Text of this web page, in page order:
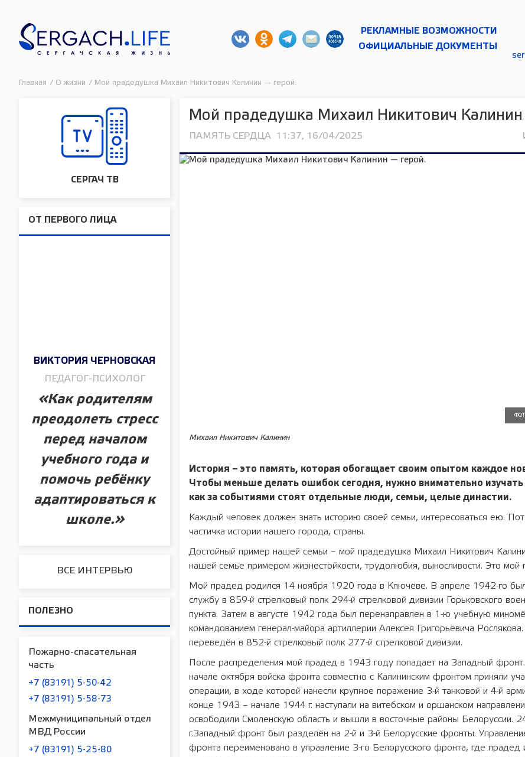
РЕКЛАМНЫЕ ВОЗМОЖНОСТИ
ОФИЦИАЛЬНЫЕ ДОКУМЕНТЫ
Главная / О жизни / Мой прадедушка Михаил Никитович Калинин — герой.
СЕРГАЧ ТВ
ОТ ПЕРВОГО ЛИЦА
ВИКТОРИЯ ЧЕРНОВСКАЯ
ПЕДАГОГ-ПСИХОЛОГ
«Как родителям
преодолеть стресс
перед началом
учебного года и
помочь ребёнку
адаптироваться к
школе.»
ВСЕ ИНТЕРВЬЮ
ПОЛЕЗНО
Пожарно-спасательная
часть
+7 (83191) 5-50-42
+7 (83191) 5-58-73
Межмуниципальный отдел
МВД России
+7 (83191) 5-25-80
Мой прадедушка Михаил Никитович
ПАМЯТЬ СЕРДЦА 11:37, 16/04/2025
Михаил Никитович Калинин
История – это память, которая обогащает своим опытом каждое
Чтобы меньше делать ошибок сегодня, нужно внимательно изучать
как за событиями стоят отдельные люди, семьи, целые династии.
Каждый человек должен знать историю своей семьи, интересоваться ею.
частичка истории нашего города, страны.
Достойный пример нашей семьи – мой прадедушка Михаил Никитович
нашей семье примером жизнестойкости, трудолюбия, выносливости. Это мой
Мой прадед родился 14 ноября 1920 года в Ключёве. В апреле 1942-го
службу в 859-й стрелковый полк 294-й стрелковой дивизии Горьковского
пункта. Затем в августе 1942 года был перенаправлен в 1-ю учебную
командованием генерал-майора артиллерии Алексея Григорьевича
переведён в 852-й стрелковый полк 277-й стрелковой дивизии.
После распределения мой прадед в 1943 году попадает на Западный
начале октября войска фронта совместно с Калининским фронтом приняли
операции, в ходе которой нанесли крупное поражение 3-й танковой и 4-й
конце 1943 – начале 1944 г. наступали на витебском и оршанском
освободили Смоленскую область и вышли в восточные районы Белоруссии.
г.Западный фронт был разделён на 2-й и 3-й Белорусские фронты.
фронта переименовано в управление 3-го Белорусского фронта, где прадед